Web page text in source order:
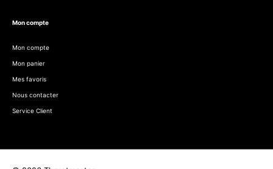
Mon compte
Mon compte
Mon panier
Mes favoris
Nous contacter
Service Client